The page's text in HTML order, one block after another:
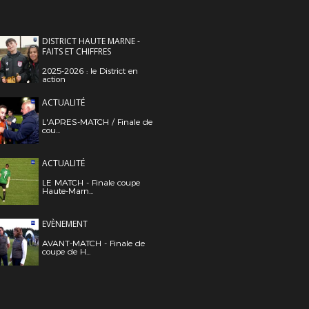
DISTRICT HAUTE MARNE -
FAITS ET CHIFFRES
2025-2026 : le District en
action
ACTUALITÉ
L'APRES-MATCH / Finale de
cou...
ACTUALITÉ
LE MATCH - Finale coupe
Haute-Marn...
EVÈNEMENT
AVANT-MATCH - Finale de
coupe de H...